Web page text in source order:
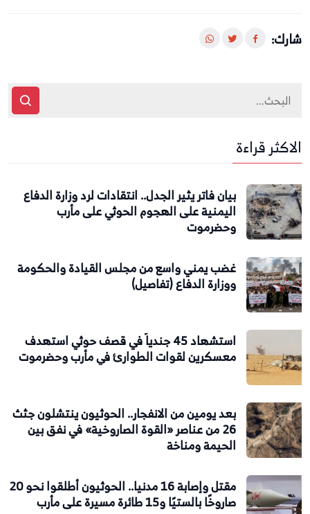
شارك:
الاكثر قراءة
بيان فاتر يثير الجدل.. انتقادات لرد وزارة الدفاع
اليمنية على الهجوم الحوثي على مأرب
وحضرموت
غضب يمني واسع من مجلس القيادة والحكومة
ووزارة الدفاع (تفاصيل)
استشهاد 45 جندياً في قصف حوثي استهدف
معسكرين لقوات الطوارئ في مأرب وحضرموت
بعد يومين من الانفجار.. الحوثيون ينتشلون جثث
26 من عناصر «القوة الصاروخية» في نفق بين
الحيمة ومناخة
مقتل وإصابة 16 مدنيا.. الحوثيون أطلقوا نحو 20
صاروخًا بالستيًا و15 طائرة مسيرة على مأرب